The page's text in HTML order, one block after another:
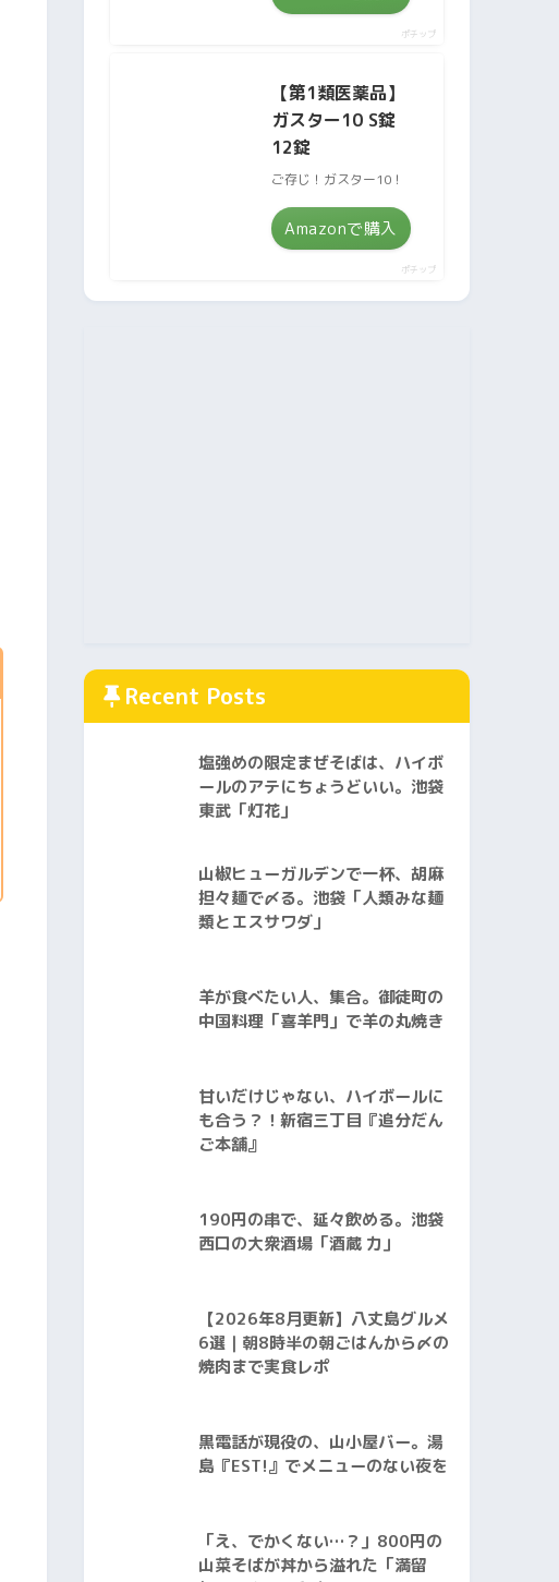
ポチップ
【第1類医薬品】
ガスター10 S錠
12錠
ご存じ！ガスター10！
Amazonで購入
ポチップ
Recent Posts
塩強めの限定まぜそばは、ハイボ
ールのアテにちょうどいい。池袋
東武「灯花」
山椒ヒューガルデンで一杯、胡麻
担々麺で〆る。池袋「人類みな麺
類とエスサワダ」
羊が食べたい人、集合。御徒町の
中国料理「喜羊門」で羊の丸焼き
甘いだけじゃない、ハイボールに
も合う？！新宿三丁目『追分だん
ご本舗』
190円の串で、延々飲める。池袋
西口の大衆酒場「酒蔵 力」
【2026年8月更新】八丈島グルメ
6選｜朝8時半の朝ごはんから〆の
焼肉まで実食レポ
黒電話が現役の、山小屋バー。湯
島『EST!』でメニューのない夜を
「え、でかくない…？」800円の
山菜そばが丼から溢れた「満留